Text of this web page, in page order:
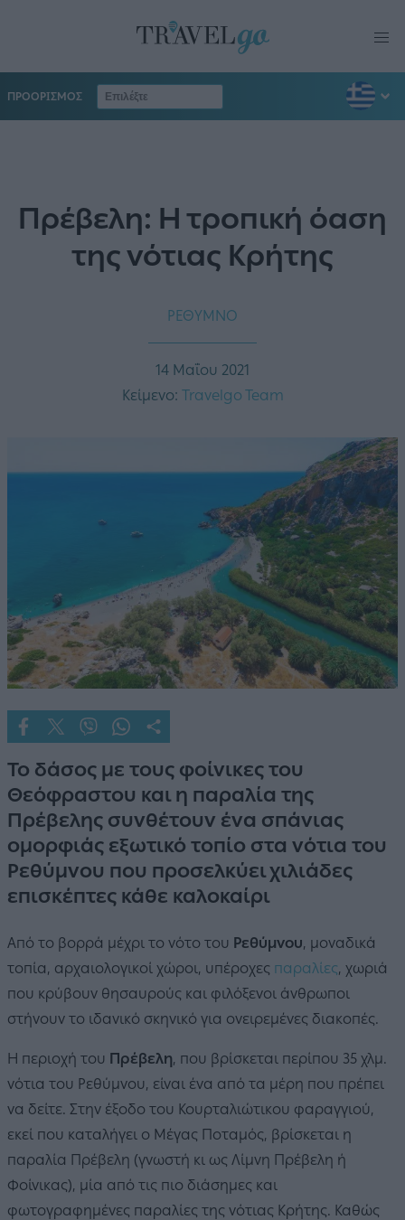
ΠΡΟΟΡΙΣΜΟΣ
Πρέβελη: Η τροπική όαση
της νότιας Κρήτης
ΡΕΘΥΜΝΟ
14 Μαΐου 2021
Κείμενο: Travelgo Team
Το δάσος με τους φοίνικες του
Θεόφραστου και η παραλία της
Πρέβελης συνθέτουν ένα σπάνιας
ομορφιάς εξωτικό τοπίο στα νότια του
Ρεθύμνου που προσελκύει χιλιάδες
επισκέπτες κάθε καλοκαίρι
Από το βορρά μέχρι το νότο του Ρεθύμνου, μοναδικά
τοπία, αρχαιολογικοί χώροι, υπέροχες παραλίες, χωριά
που κρύβουν θησαυρούς και φιλόξενοι άνθρωποι
στήνουν το ιδανικό σκηνικό για ονειρεμένες διακοπές.
Η περιοχή του Πρέβελη, που βρίσκεται περίπου 35 χλμ.
νότια του Ρεθύμνου, είναι ένα από τα μέρη που πρέπει
να δείτε. Στην έξοδο του Κουρταλιώτικου φαραγγιού,
εκεί που καταλήγει ο Μέγας Ποταμός, βρίσκεται η
παραλία Πρέβελη (γνωστή κι ως Λίμνη Πρέβελη ή
Φοίνικας), μία από τις πιο διάσημες και
φωτογραφημένες παραλίες της νότιας Κρήτης. Καθώς